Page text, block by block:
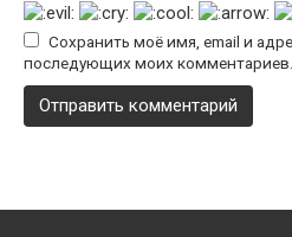
Сохранить моё имя, email и
последующих моих комментариев.